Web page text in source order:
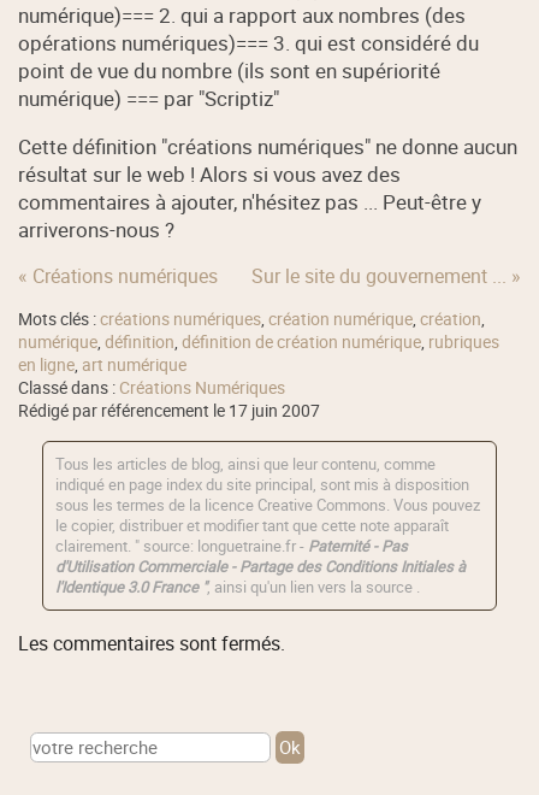
numérique)=== 2. qui a rapport aux nombres (des
opérations numériques)=== 3. qui est considéré du
point de vue du nombre (ils sont en supériorité
numérique) === par "Scriptiz"
Cette définition "créations numériques" ne donne aucun
résultat sur le web ! Alors si vous avez des
commentaires à ajouter, n'hésitez pas ... Peut-être y
arriverons-nous ?
« Créations numériques Sur le site du gouvernement ... »
Mots clés :créations numériques,création numérique,création,
numérique,définition,définition de création numérique, rubriques
en ligne, art numérique
Classé dans : Créations Numériques
Rédigé par référencement le 17 juin 2007
Tous les articles de blog, ainsi que leur contenu, comme
indiqué en page index du site principal, sont mis à disposition
sous les termes de la licence Creative Commons. Vous pouvez
le copier, distribuer et modifier tant que cette note apparaît
clairement. " source: longuetraine.fr - Paternité - Pas
d'Utilisation Commerciale - Partage des Conditions Initiales à
l'Identique 3.0 France ", ainsi qu'un lien vers la source .
Les commentaires sont fermés.